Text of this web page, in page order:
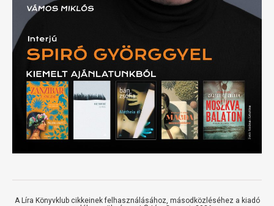
A Líra Könyvklub cikkeinek felhasználásához, másodközléséhez a kiadó